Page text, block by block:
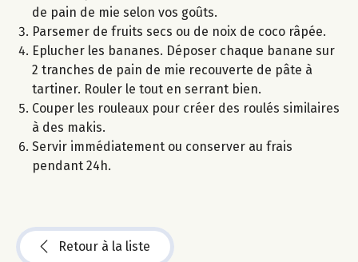
de pain de mie selon vos goûts.
Parsemer de fruits secs ou de noix de coco râpée.
Eplucher les bananes. Déposer chaque banane sur
2 tranches de pain de mie recouverte de pâte à
tartiner. Rouler le tout en serrant bien.
Couper les rouleaux pour créer des roulés similaires
à des makis.
Servir immédiatement ou conserver au frais
pendant 24h.
Retour à la liste